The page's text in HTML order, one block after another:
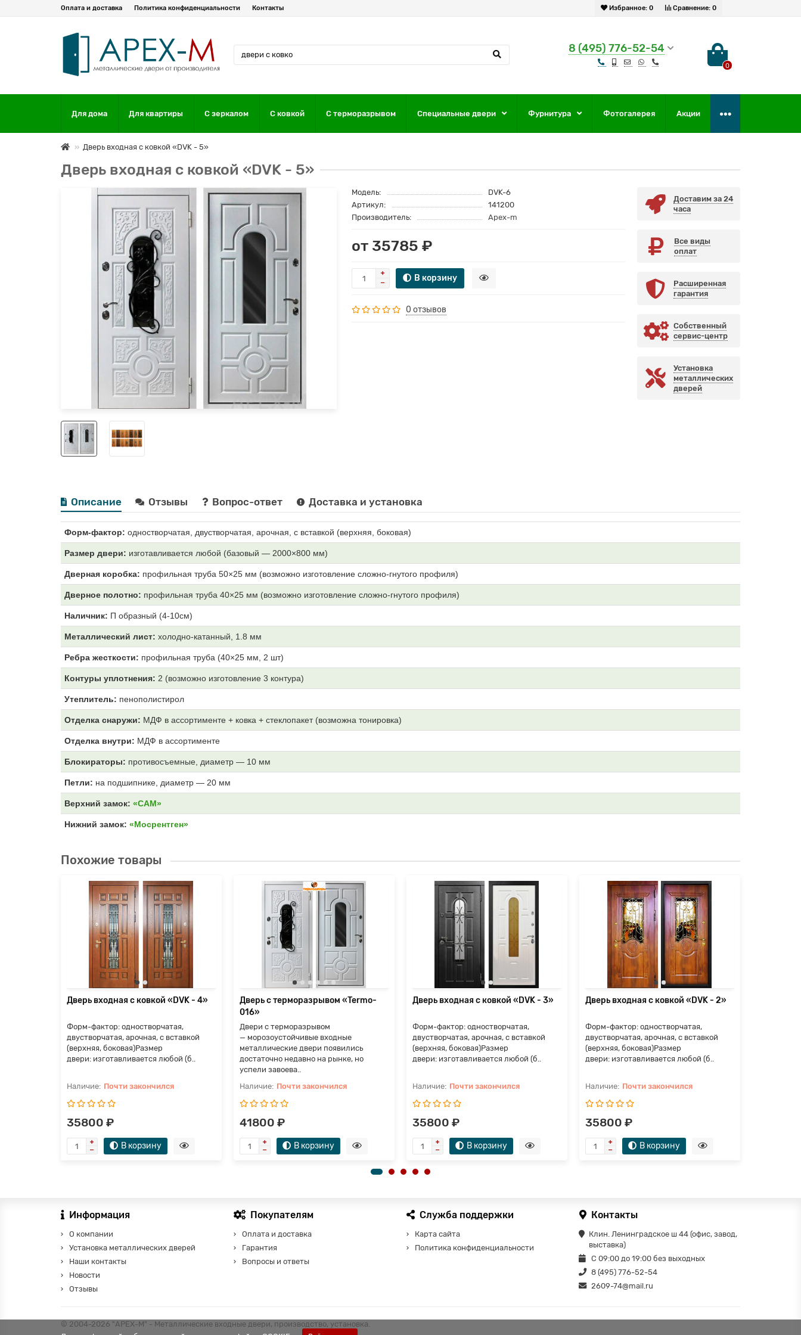
Сравнение: 0
Избранное: 0
Оплата и доставка Политика конфиденциальности Контакты
8 (495) 776-52-54
0
Для дома Для квартиры С зеркалом С ковкой С терморазрывом Специальные двери Фурнитура Фотогалерея Акции
Дверь входная с ковкой «DVK - 5»
Дверь входная с ковкой «DVK - 5»
Модель:
DVK-6
Артикул:
141200
Производитель:
Apex-m
от 35785 ₽
В корзину
0 отзывов
Доставим за 24
часа
Все виды
оплат
Расширенная
гарантия
Собственный
сервис-центр
Установка
металлических
дверей
Описание Отзывы Вопрос-ответ Доставка и установка
Форм-фактор: одностворчатая, двустворчатая, арочная, с вставкой (верхняя, боковая)
Размер двери: изготавливается любой (базовый — 2000×800 мм)
Дверная коробка: профильная труба 50×25 мм (возможно изготовление сложно-гнутого профиля)
Дверное полотно: профильная труба 40×25 мм (возможно изготовление сложно-гнутого профиля)
Наличник: П образный (4-10см)
Металлический лист: холодно-катанный, 1.8 мм
Ребра жесткости: профильная труба (40×25 мм, 2 шт)
Контуры уплотнения: 2 (возможно изготовление 3 контура)
Утеплитель: пенополистирол
Отделка снаружи: МДФ в ассортименте + ковка + стеклопакет (возможна тонировка)
Отделка внутри: МДФ в ассортименте
Блокираторы: противосъемные, диаметр — 10 мм
Петли: на подшипнике, диаметр — 20 мм
Верхний замок: «САМ»
Нижний замок: «Мосрентген»
Похожие товары
Дверь входная с ковкой «DVK - 4»
Форм-фактор: одностворчатая,
двустворчатая, арочная, с вставкой
(верхняя, боковая)Размер
двери: изготавливается любой (б..
Почти закончился
35800 ₽
В корзину
Дверь с терморазрывом «Termo-
016»
Двери с терморазрывом
— морозоустойчивые входные
металлические двери появились
достаточно недавно на рынке, но
успели завоева..
Почти закончился
41800 ₽
В корзину
Дверь входная с ковкой «DVK - 3»
Форм-фактор: одностворчатая,
двустворчатая, арочная, с вставкой
(верхняя, боковая)Размер
двери: изготавливается любой (б..
Почти закончился
35800 ₽
В корзину
Дверь входная с ковкой «DVK - 2»
Форм-фактор: одностворчатая,
двустворчатая, арочная, с вставкой
(верхняя, боковая)Размер
двери: изготавливается любой (б..
Почти закончился
35800 ₽
В корзину
Информация
О компании
Установка металлических дверей
Наши контакты
Новости
Отзывы
Покупателям
Оплата и доставка
Гарантия
Вопросы и ответы
Служба поддержки
Карта сайта
Политика конфиденциальности
Контакты
Клин. Ленинградское ш 44 (офис, завод,
выставка)
С 09:00 до 19:00 без выходных
8 (495) 776-52-54
2609-74@mail.ru
© 2004-2026 "АРЕХ-М" - Металлические входные двери, производство, установка.